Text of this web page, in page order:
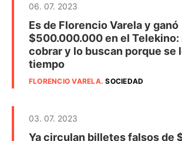
06. 07. 2023
Es de Florencio Varela y ganó
$500.000.000 en el Telekino:
cobrar y lo buscan porque se
tiempo
FLORENCIO VARELA.SOCIEDAD
03. 07. 2023
Ya circulan billetes falsos de